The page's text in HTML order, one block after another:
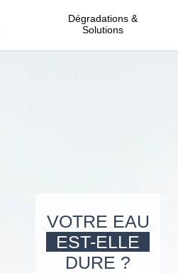
Dégradations &
Solutions
VOTRE EAU
EST-ELLE
DURE ?